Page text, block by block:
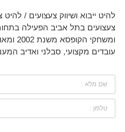
להיט ייבוא ושיווק צעצועים /
צעצועים בתל אביב הפעילה
ומשחקי
עובדים מקצועי, סבלני ואדיב